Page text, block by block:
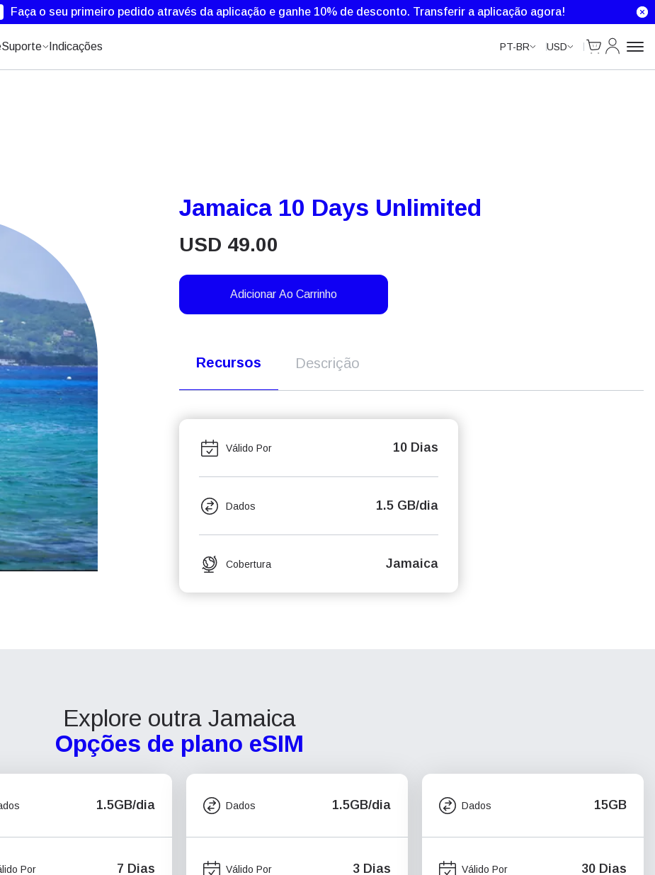
Faça o seu primeiro pedido através da aplicação e ganhe 10% de desconto. Transferir a aplicação agora!
Suporte Indicações PT-BR USD
Cart
Minha
Jamaica 10 Days Unlimited
USD 49.00
Adicionar Ao Carrinho
Recursos Descrição
Válido Por 10 Dias
Dados 1.5 GB/dia
Cobertura Jamaica
Explore outra Jamaica
Opções de plano eSIM
1.5GB/dia
Por 7 Dias
Dados 1.5GB/dia
Válido Por 3 Dias
Dados 15GB
Válido Por 30 Dias